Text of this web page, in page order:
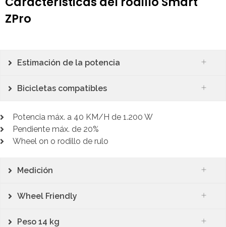
ZPro
Estimación de la potencia
Bicicletas compatibles
Potencia máx. a 40 KM/H de 1.200 W
Pendiente máx. de 20%
Wheel on o rodillo de rulo
Medición
Wheel Friendly
Peso 14 kg